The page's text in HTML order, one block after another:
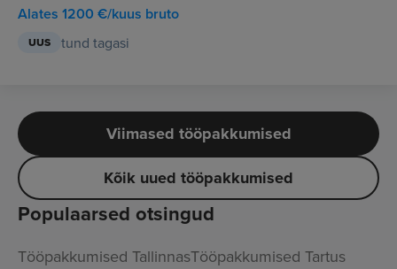
Alates 1200 €/kuus bruto
UUS tund tagasi
Viimased tööpakkumised
Kõik uued tööpakkumised
Populaarsed otsingud
Tööpakkumised TallinnasTööpakkumised Tartus